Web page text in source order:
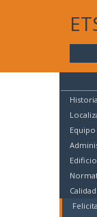
Historia
Edificio
Calidad